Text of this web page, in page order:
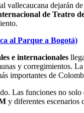
dejarán
de Teatro
al Parque a Bogotá)
e internacionales
y corregimientos.
importantes de
Las funciones no
y diferentes escenarios